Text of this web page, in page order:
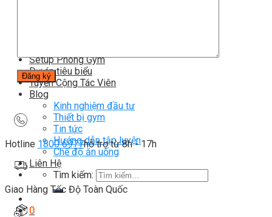
Setup Phòng Gym
Dự án tiêu biểu
Tuyển Cộng Tác Viên
Blog
Kinh nghiệm đầu tư
Thiết bị gym
Tin tức
Hướng dẫn tập luyện
Chế độ ăn uống
Liên Hệ
Tìm kiếm:
0
Hotline 1800 6977hỗ trợ từ 8h - 17h
Giao Hàng Tốc Độ Toàn Quốc